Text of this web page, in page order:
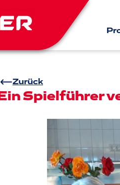
Zurück
Ein Spielführer